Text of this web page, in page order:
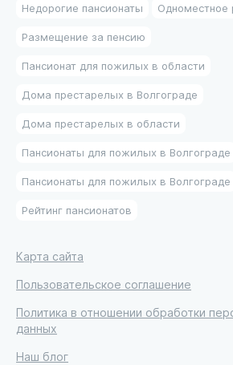
Недорогие пансионаты
Размещение за пенсию
Пансионат для пожилых в области
Дома престарелых в Волгограде
Дома престарелых в области
Пансионаты для пожилых в Волгограде
Пансионаты для пожилых в Волгограде
Рейтинг пансионатов
Карта сайта
Пользовательское соглашение
Политика в отношении обработки
данных
Наш блог